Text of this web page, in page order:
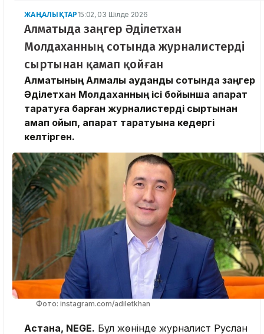
ЖАҢАЛЫҚТАР 15:02, 03 Шілде 2026
Алматыда заңгер Әділетхан
Молдаханның сотында журналистерді
сыртынан қамап қойған
Алматының Алмалы аудандық сотында заңгер
Әділетхан Молдаханның ісі бойынша ақпарат
таратуға барған журналистерді сыртынан
қамап қойып, ақпарат таратуына кедергі
келтірген.
Фото: instagram.com/adiletkhan
Астана, NEGE. Бұл жөнінде журналист Руслан